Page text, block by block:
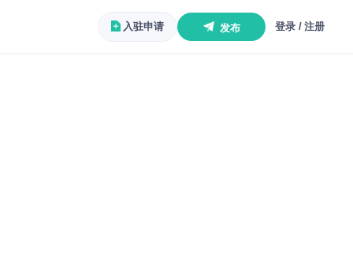
入驻申请 发布 登录 / 注册